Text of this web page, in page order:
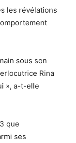
les révélations
sous son
Rina
», a-t-elle
que
ses